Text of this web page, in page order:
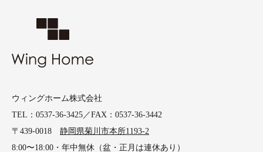
ウィングホーム株式会社
TEL：0537-36-3425／FAX：0537-36-3442
〒439-0018 静岡県菊川市本所1193-2
8:00〜18:00・年中無休（盆・正月は連休あり）